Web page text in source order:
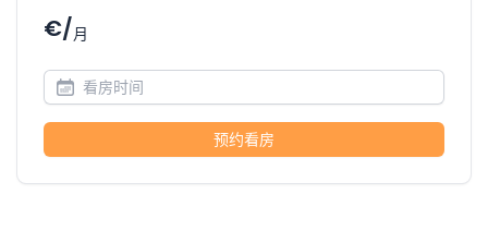
€/月
预约看房